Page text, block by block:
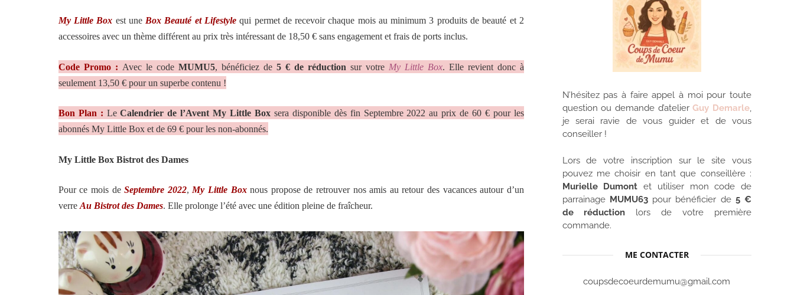
My Little Box est une Box Beauté et Lifestylequi permet de recevoir chaque mois au minimum 3 produits de beauté et 2
accessoires avec un thème différent au prix très intéressant de 18,50 € sans engagement et frais de ports inclus.
Code Promo : Avec le code MUMU5, bénéficiez de 5 € de réduction sur votre My Little Box. Ellerevient donc à
seulement 13,50 € pour un superbe contenu !
Bon Plan : LeCalendrier de l’Avent My Little Boxsera disponible dès fin Septembre 2022 au prix de 60 € pour les
abonnés My Little Box et de 69 € pour les non-abonnés.
My Little Box Bistrot des Dames
Pour ce mois deSeptembre 2022,My Little Boxnous propose de retrouver nos amis au retour des vacances autour d’un
verreAu Bistrot des Dames. Elle prolonge l’été avec une édition pleine de fraîcheur.
N’hésitez pas à faire appel à moi pour toute
question ou demande d’atelierGuy Demarle,
je serai ravie de vous guider et de vous
conseiller !
Lors de votre inscription sur le site vous
pouvez me choisir en tant que conseillère :
Murielle Dumont et utiliser mon code de
parrainage MUMU63pour bénéficier de 5 €
de réduction lors de votre première
commande.
ME CONTACTER
coupsdecoeurdemumu@gmail.com